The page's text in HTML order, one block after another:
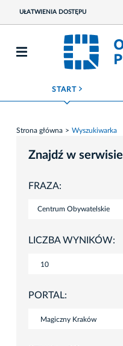
UŁATWIENIA DOSTĘPU
START ROZWIŃ MENU
Strona główna Wyszukiwarka
Znajdź w serwisie
FRAZA:
LICZBA WYNIKÓW:
PORTAL: